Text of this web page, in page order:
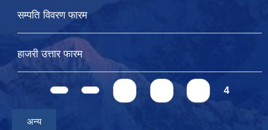
सम्पति विवरण फारम
हाजरी उत्तार फारम
Pages 4
अन्य